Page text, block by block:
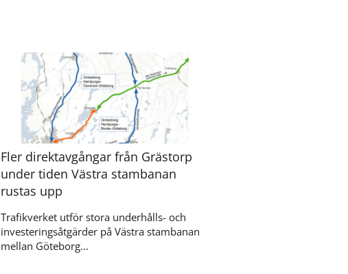
Fler direktavgångar från Grästorp
under tiden Västra stambanan
rustas upp
Trafikverket utför stora underhålls- och
investeringsåtgärder på Västra stambanan
mellan Göteborg...